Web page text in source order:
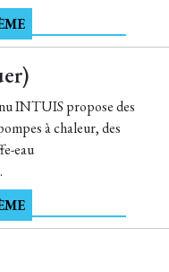
INTUIS propose des
à chaleur, des
eau